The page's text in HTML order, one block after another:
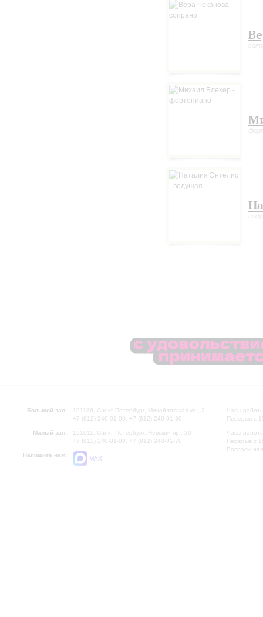
Большой зал:
191186, Санкт-Петербург, Михайловская ул., 2
+7 (812) 240-01-00, +7 (812) 240-01-80
Малый зал:
191011, Санкт-Петербург, Невский пр., 30
+7 (812) 240-01-00, +7 (812) 240-01-70
Напишите нам:
MAX
Часы
Перерыв с
Часы
Перерыв с
Вопросы